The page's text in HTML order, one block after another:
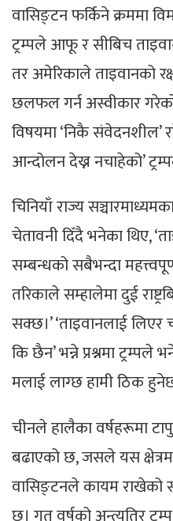
वासिङ्टन फर्किने क्रममा
ट्रम्पले आफू र सीबिच
तर अमेरिकाले ताइवानको
छलफल गर्न अस्वीकार
विषयमा ‘निकै संवेदनशील’
आन्दोलन देख्न नचाहेको’
चिनियाँ राज्य
चेतावनी दिँदै भनेका थिए,
सम्बन्धको सबैभन्दा
तरिकाले सम्हालेमा दुई
सक्छ।’ ‘ताइवानलाई लिएर
कि छैन’ भन्ने प्रश्नमा ट्रम्पले
मलाई लाग्छ हामी ठिक
चीनले हालैका वर्षहरूमा
बढाएको छ, जसले यस
वासिङ्टनले कायम राखेको